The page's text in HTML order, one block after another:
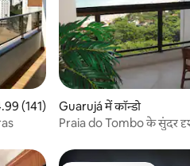
रेटिंग 5 में से 4.99, 141 समीक्षाएँ
(141)
Guarujá में कॉन्डो
Praia do Tombo के सुंदर